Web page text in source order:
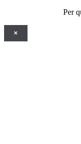
Per
×